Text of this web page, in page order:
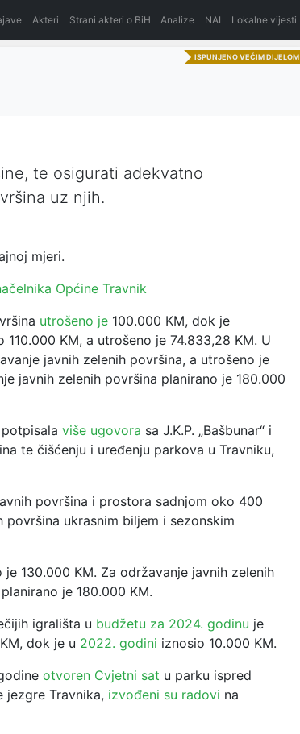
Akteri Strani akteri o BiH Analize NAI Lokalne vijesti
ISPUNJENO VEĆIM DIJELOM
te osigurati adekvatno
uz njih.
mjeri.
Općine Travnik
utrošeno je 100.000 KM, dok je
110.000 KM, a utrošeno je 74.833,28 KM. U
javnih zelenih površina, a utrošeno je
javnih zelenih površina planirano je 180.000
više ugovora sa J.K.P. „Bašbunar“ i
te čišćenju i uređenju parkova u Travniku,
površina i prostora sadnjom oko 400
ukrasnim biljem i sezonskim
je 130.000 KM. Za održavanje javnih zelenih
je 180.000 KM.
igrališta u budžetu za 2024. godinu je
dok je u 2022. godini iznosio 10.000 KM.
otvoren Cvjetni sat u parku ispred
jezgre Travnika, izvođeni su radovi na